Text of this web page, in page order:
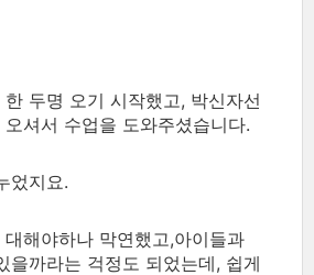
두명 오기 시작했고, 박신자선
셔서 수업을 도와주셨습니다.
었지요.
해야하나 막연했고,아이들과
을까라는 걱정도 되었는데, 쉽게